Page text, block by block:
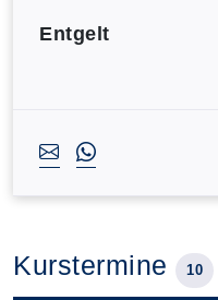
Entgelt
Kurstermine 10